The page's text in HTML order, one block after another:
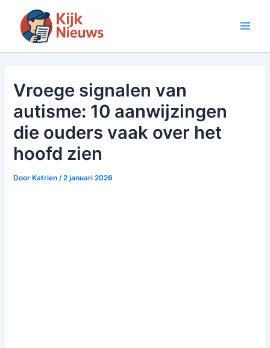
inhoud
Vroege signalen van
autisme: 10 aanwijzingen
die ouders vaak over het
hoofd zien
Door Katrien/2 januari 2026